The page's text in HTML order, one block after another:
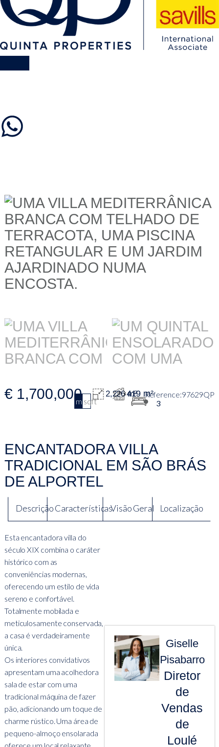
€ 1,700,000m2sqft
2,226 m²419 m²
3
97629QP
ENCANTADORA VILLA
TRADICIONAL EM SÃO BRÁS
DE ALPORTEL
DescriçãoCaracterísticasVisão Geral Localização
Esta encantadora villa do
século XIX combina o caráter
histórico com as
conveniências modernas,
oferecendo um estilo de vida
sereno e confortável.
Totalmente mobilada e
meticulosamente conservada,
a casa é verdadeiramente
única.
Os interiores convidativos
apresentam uma acolhedora
sala de estar com uma
tradicional máquina de fazer
pão, adicionando um toque de
charme rústico. Uma área de
pequeno-almoço ensolarada
Giselle
Pisabarro
Diretor
de
Vendas
de
Loulé